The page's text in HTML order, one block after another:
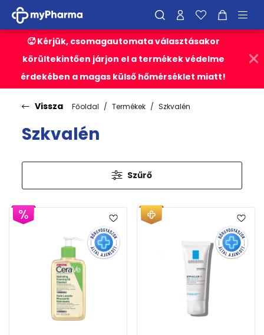
🥵 Kérjük, csomagautomata választásakor
körültekintően járjon el a termékek védelme
érdekében a magas külső hőmérséklet miatt!
Vissza Főoldal Termékek Szkvalén
Szkvalén
Szűrő